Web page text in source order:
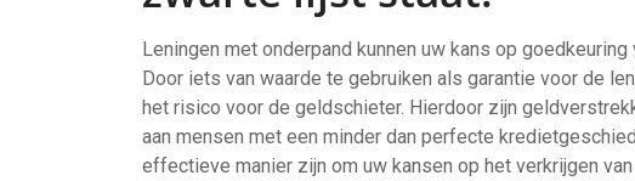
Leningen met onderpand kunnen uw kans op
Door iets van waarde te gebruiken als garantie voor de
het risico voor de geldschieter. Hierdoor zijn
aan mensen met een minder dan perfecte
effectieve manier zijn om uw kansen op het verkrijgen